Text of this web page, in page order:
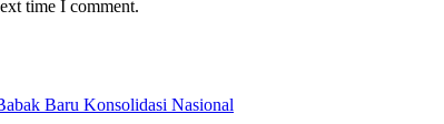
time I comment.
Baru Konsolidasi Nasional